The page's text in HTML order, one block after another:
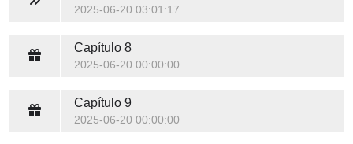
2025-06-20 03:01:17
Capítulo 8
2025-06-20 00:00:00
Capítulo 9
2025-06-20 00:00:00